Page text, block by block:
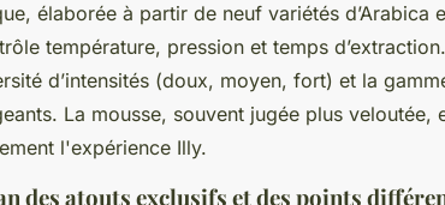
élaborée à partir de neuf variétés d’Arabica
température, pression et temps
d’intensités (doux, moyen, fort) et la
La mousse, souvent jugée plus
l'expérience Illy.
des atouts exclusifs et des points